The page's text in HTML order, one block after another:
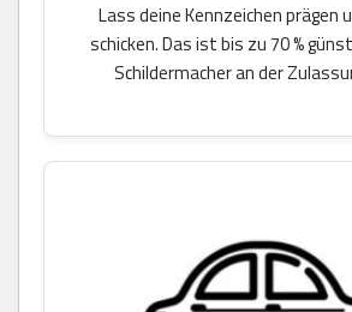
Lass deine Kennzeichen prägen
schicken. Das ist bis zu 70 %
Schildermacher an der